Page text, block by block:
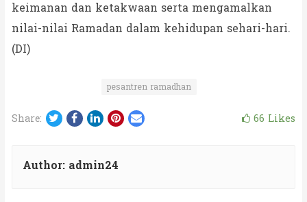
keimanan dan ketakwaan serta mengamalkan
nilai-nilai Ramadan dalam kehidupan sehari-hari.
(DI)
pesantren ramadhan
Share: Twitter
Facebook
LinkedIn
Pinterest
Email 66 Likes
Author: admin24